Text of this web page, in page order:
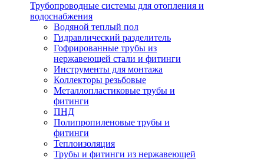
Трубопроводные системы для отопления и
водоснабжения
Водяной теплый пол
Гидравлический разделитель
Гофрированные трубы из
нержавеющей стали и фитинги
Инструменты для монтажа
Коллекторы резьбовые
Металлопластиковые трубы и
фитинги
ПНД
Полипропиленовые трубы и
фитинги
Теплоизоляция
Трубы и фитинги из нержавеющей